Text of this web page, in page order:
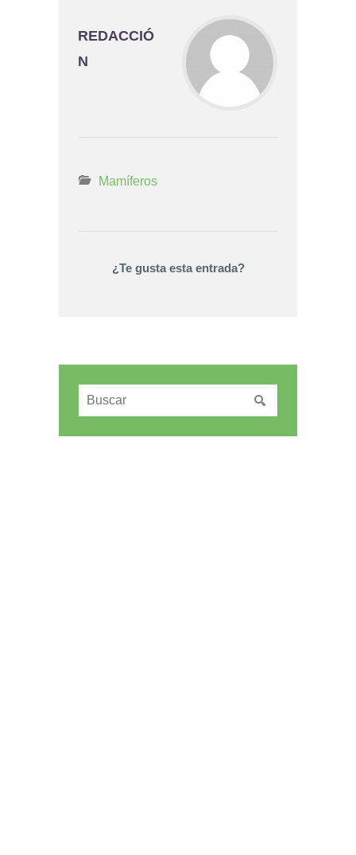
REDACCIÓ
N
Mamíferos
¿Te gusta esta entrada?